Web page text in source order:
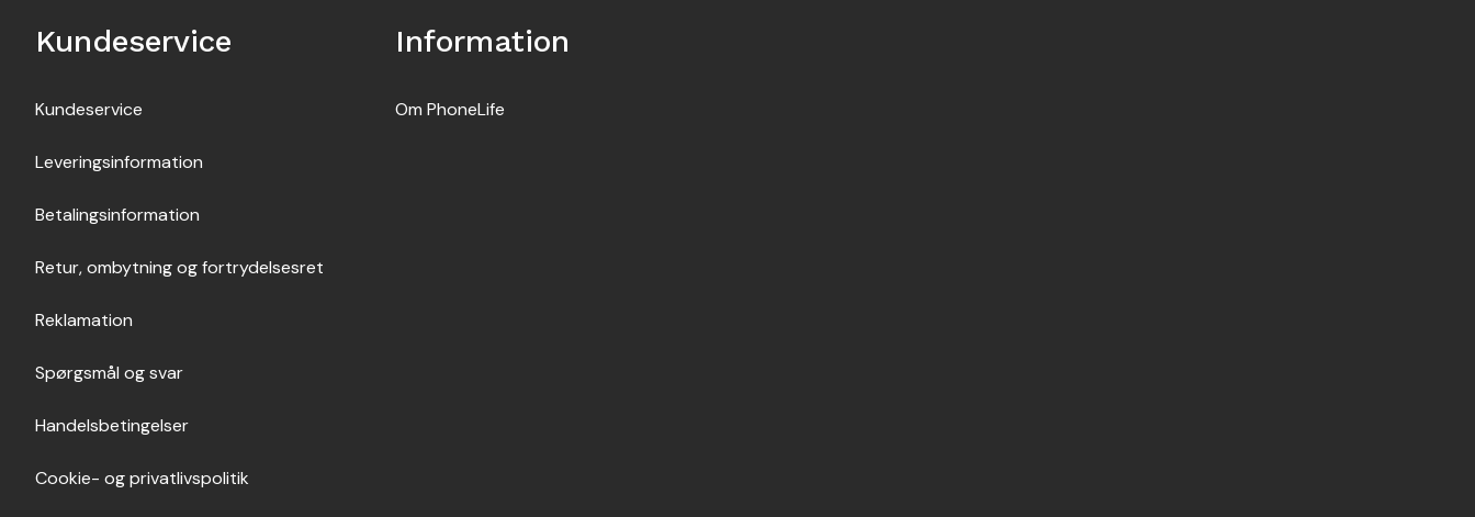
Kundeservice
Kundeservice
Leveringsinformation
Betalingsinformation
Retur, ombytning og fortrydelsesret
Reklamation
Spørgsmål og svar
Handelsbetingelser
Cookie- og privatlivspolitik
Information
Om PhoneLife